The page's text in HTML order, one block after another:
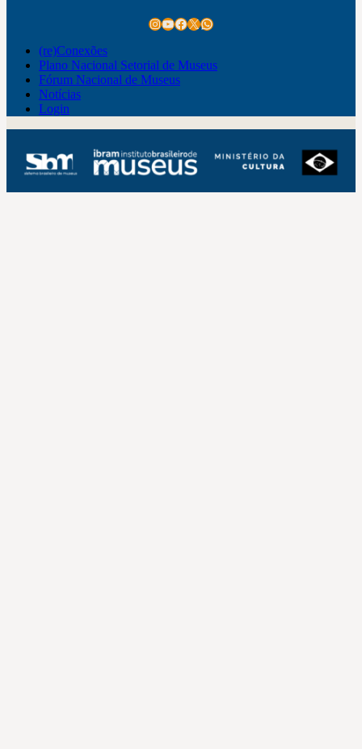
Instagram
Youtube
Facebook
X WhatsApp
(re)Conexões
Plano Nacional Setorial de Museus
Fórum Nacional de Museus
Notícias
Login